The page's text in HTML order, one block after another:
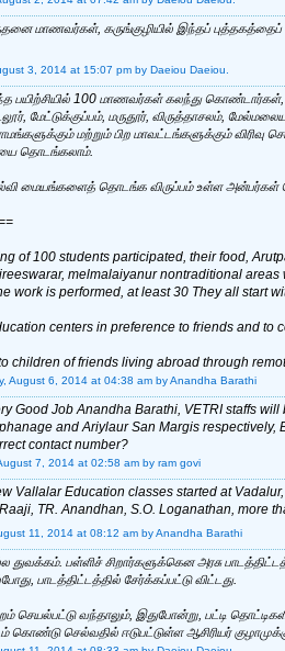
மாணவர்கள், கருங்குழியில் இந்தப் புத்தகத்தைப்
3, 2014 at 15:07 pm by Daeiou Daeiou.
பயிற்சியில் 100 மாணவர்கள் கலந்து கொண்டார்கள்,
மேட்டுக்குப்பம், மருதூர், விருத்தாசலம்,
மற்றும் பிற மாவட்டங்களுக்கும்
தொடங்கலாம்.
மையங்களைத் தொடங்க விருப்பம் உள்ள
of 100 students participated, their food,
melmalaiyanur nontraditional
work is performed, at least 30 They all start
centers in preference to friends and to
children of friends living abroad through
August 6, 2014 at 04:38 am by Anandha Barathi
Good Job Anandha Barathi, VETRI staffs
and Ariylaur San Margis
contact number?
7, 2014 at 02:58 am by ram govi
Vallalar Education classes started at
TR. Anandhan, S.O. Loganathan, more
11, 2014 at 08:12 am by Anandha Barathi
துவக்கம். பள்ளிச் சிறார்களுக்கென அரசு
பாடத்திட்டத்தில் சேர்க்கப்பட்டு விட்டது.
செயல்பட்டு வந்தாலும், இதுபோன்று, பட்டி
கொண்டு செல்வதில் ஈடுபட்டுள்ள ஆசிரியர்